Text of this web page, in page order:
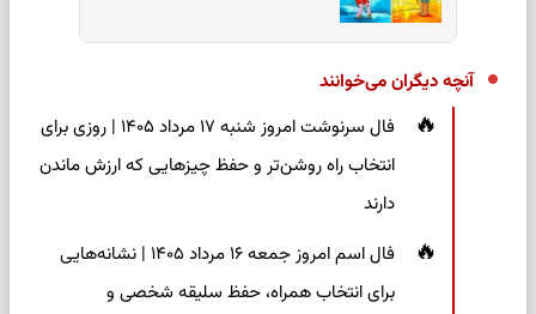
آنچه دیگران می‌خوانند
فال سرنوشت امروز شنبه ۱۷ مرداد ۱۴۰۵ | روزی برای
انتخاب راه روشن‌تر و حفظ چیزهایی که ارزش ماندن
دارند
فال اسم امروز جمعه ۱۶ مرداد ۱۴۰۵ | نشانه‌هایی
برای انتخاب همراه، حفظ سلیقه شخصی و